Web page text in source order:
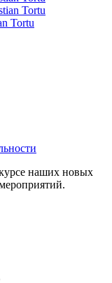
Tortu
наших новых